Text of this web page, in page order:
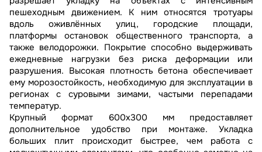
пешеходным движением. К ним относятся тротуары
вдоль оживлённых улиц, городские площади,
платформы остановок общественного транспорта, а
также велодорожки. Покрытие способно выдерживать
ежедневные нагрузки без риска деформации или
разрушения. Высокая плотность бетона обеспечивает
ему морозостойкость, необходимую для эксплуатации в
регионах с суровыми зимами, частыми перепадами
температур.
Крупный формат 600x300 мм предоставляет
дополнительное удобство при монтаже. Укладка
больших плит происходит быстрее, чем работа с